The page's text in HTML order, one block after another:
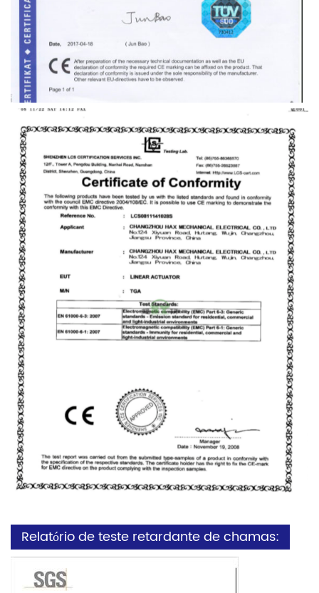
Relatório de teste retardante de chamas: